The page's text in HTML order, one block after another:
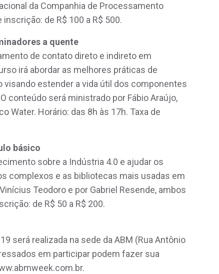
da Companhia de Processamento
de R$ 100 a R$ 500.
a quente
de contato direto e indireto em
irá abordar as melhores práticas de
estender a vida útil dos componentes
conteúdo será ministrado por Fábio Araújo,
Water. Horário: das 8h às 17h. Taxa de
básico
sobre a Indústria 4.0 e ajudar os
complexos e as bibliotecas mais usadas em
Teodoro e por Gabriel Resende, ambos
de R$ 50 a R$ 200.
será realizada na sede da ABM (Rua Antônio
em participar podem fazer sua